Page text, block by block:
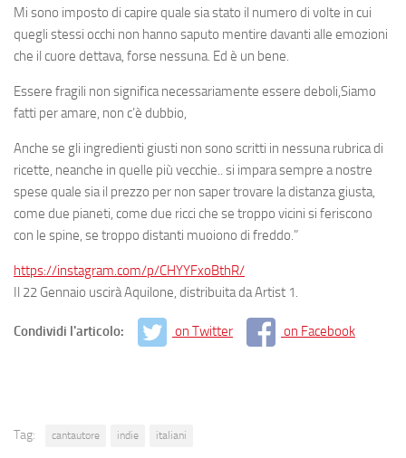
Mi sono imposto di capire quale sia stato il numero di volte in cui
quegli stessi occhi non hanno saputo mentire davanti alle emozioni
che il cuore dettava, forse nessuna. Ed è un bene.
Essere fragili non significa necessariamente essere deboli,Siamo
fatti per amare, non c’è dubbio,
Anche se gli ingredienti giusti non sono scritti in nessuna rubrica di
ricette, neanche in quelle più vecchie.. si impara sempre a nostre
spese quale sia il prezzo per non saper trovare la distanza giusta,
come due pianeti, come due ricci che se troppo vicini si feriscono
con le spine, se troppo distanti muoiono di freddo.”
https://instagram.com/p/CHYYFxoBthR/
Il 22 Gennaio uscirà Aquilone, distribuita da Artist 1.
Condividi l'articolo: on Twitter on Facebook
Tag: cantautore indie italiani